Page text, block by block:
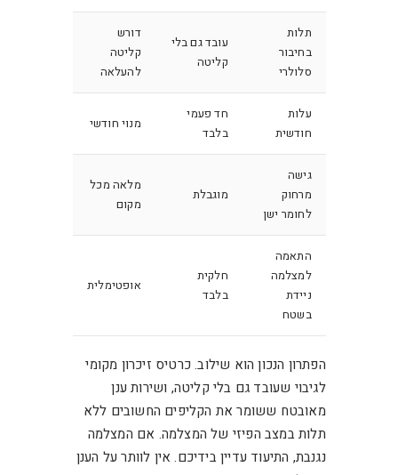
תלות
בחיבור
סלולרי
עובד גם בלי
קליטה
דורש
קליטה
להעלאה
עלות
חודשית
חד פעמי
בלבד
מנוי חודשי
גישה
מרחוק
לחומר ישן
מוגבלת
מלאה מכל
מקום
התאמה
למצלמה
ניידת
בשטח
חלקית
בלבד
אופטימלית
הפתרון הנכון הוא שילוב. כרטיס זיכרון מקומי
לגיבוי שעובד גם בלי קליטה, ושירות ענן
מאובטח ששומר את הקליפים החשובים ללא
תלות במצב הפיזי של המצלמה. אם המצלמה
נגנבת, התיעוד עדיין בידיכם. אין לוותר על הענן